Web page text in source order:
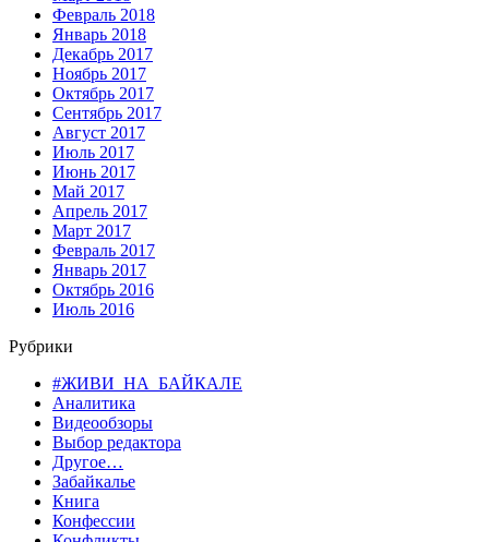
Февраль 2018
Январь 2018
Декабрь 2017
Ноябрь 2017
Октябрь 2017
Сентябрь 2017
Август 2017
Июль 2017
Июнь 2017
Май 2017
Апрель 2017
Март 2017
Февраль 2017
Январь 2017
Октябрь 2016
Июль 2016
Рубрики
#ЖИВИ_НА_БАЙКАЛЕ
Аналитика
Видеообзоры
Выбор редактора
Другое…
Забайкалье
Книга
Конфессии